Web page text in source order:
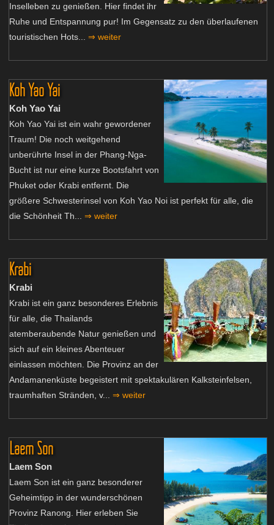
Inselleben zu genießen. Hier findet ihr
Ruhe und Entspannung pur! Im Gegensatz zu den überlaufenen
touristischen Hots... ⇒ weiter
Koh Yao Yai
Koh Yao Yai
Koh Yao Yai ist ein wahr gewordener
Traum! Die noch weitgehend
unberührte Insel in der Phang-Nga-
Bucht ist nur eine kurze Bootsfahrt von
Phuket oder Krabi entfernt. Die
größere Schwesterinsel von Koh Yao Noi ist perfekt für alle, die
die Schönheit Th... ⇒ weiter
Krabi
Krabi
Krabi ist ein ganz besonderes Erlebnis
für alle, die Thailands
atemberaubende Natur genießen und
sich auf ein kleines Abenteuer
einlassen möchten. Die Provinz an der
Andamanenküste begeistert mit spektakulären Kalksteinfelsen,
traumhaften Stränden, v... ⇒ weiter
Laem Son
Laem Son
Laem Son ist ein ganz besonderer
Geheimtipp in der wunderschönen
Provinz Ranong. Hier erleben Sie